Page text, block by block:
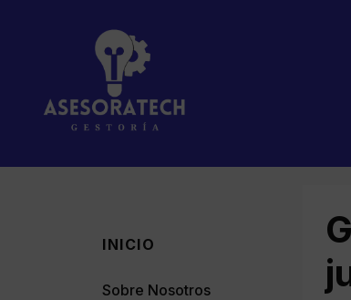
INICIO
Sobre Nosotros